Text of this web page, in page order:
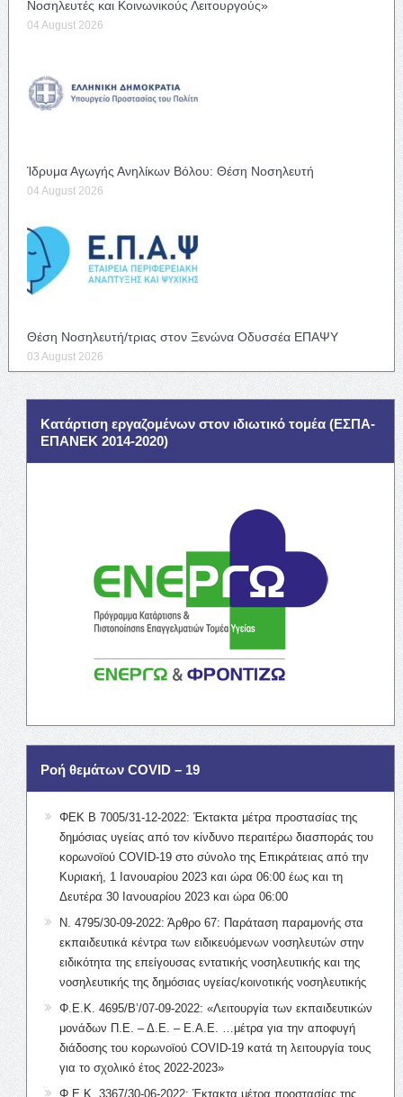
Νοσηλευτές και Κοινωνικούς Λειτουργούς»
04 August 2026
Ίδρυμα Αγωγής Ανηλίκων Βόλου: Θέση Νοσηλευτή
04 August 2026
Θέση Νοσηλευτή/τριας στον Ξενώνα Οδυσσέα ΕΠΑΨΥ
03 August 2026
Κατάρτιση εργαζομένων στον ιδιωτικό τομέα (ΕΣΠΑ-
ΕΠΑΝΕΚ 2014-2020)
Ροή θεμάτων COVID – 19
ΦΕΚ Β 7005/31-12-2022: Έκτακτα μέτρα προστασίας της
δημόσιας υγείας από τον κίνδυνο περαιτέρω διασποράς του
κορωνοϊού COVID-19 στο σύνολο της Επικράτειας από την
Κυριακή, 1 Ιανουαρίου 2023 και ώρα 06:00 έως και τη
Δευτέρα 30 Ιανουαρίου 2023 και ώρα 06:00
Ν. 4795/30-09-2022: Άρθρο 67: Παράταση παραμονής στα
εκπαιδευτικά κέντρα των ειδικευόμενων νοσηλευτών στην
ειδικότητα της επείγουσας εντατικής νοσηλευτικής και της
νοσηλευτικής της δημόσιας υγείας/κοινοτικής νοσηλευτικής
Φ.Ε.Κ. 4695/Β’/07-09-2022: «Λειτουργία των εκπαιδευτικών
μονάδων Π.Ε. – Δ.Ε. – Ε.Α.Ε. …μέτρα για την αποφυγή
διάδοσης του κορωνοϊού COVID-19 κατά τη λειτουργία τους
για το σχολικό έτος 2022-2023»
Φ.Ε.Κ. 3367/30-06-2022: Έκτακτα μέτρα προστασίας της